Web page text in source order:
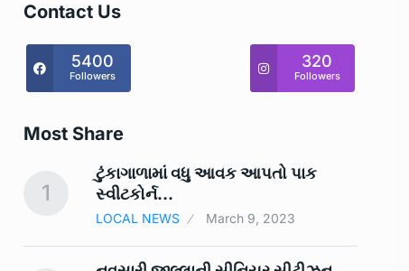
Contact Us
5400
Followers
320
Followers
Most Share
1
ટુંકાગાળામાં વધુ આવક આપતો પાક
સ્‍વીટકોર્ન…
LOCAL NEWS March 9, 2023